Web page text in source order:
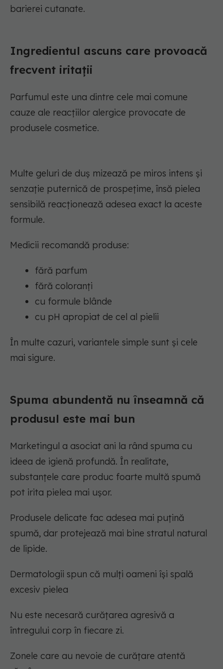
barierei cutanate.
Ingredientul ascuns care provoacă
frecvent iritații
Parfumul este una dintre cele mai comune
cauze ale reacțiilor alergice provocate de
produsele cosmetice.
Multe geluri de duș mizează pe miros intens și
senzație puternică de prospețime, însă pielea
sensibilă reacționează adesea exact la aceste
formule.
Medicii recomandă produse:
fără parfum
fără coloranți
cu formule blânde
cu pH apropiat de cel al pielii
În multe cazuri, variantele simple sunt și cele
mai sigure.
Spuma abundentă nu înseamnă că
produsul este mai bun
Marketingul a asociat ani la rând spuma cu
ideea de igienă profundă. În realitate,
substanțele care produc foarte multă spumă
pot irita pielea mai ușor.
Produsele delicate fac adesea mai puțină
spumă, dar protejează mai bine stratul natural
de lipide.
Dermatologii spun că mulți oameni își spală
excesiv pielea
Nu este necesară curățarea agresivă a
întregului corp în fiecare zi.
Zonele care au nevoie de curățare atentă